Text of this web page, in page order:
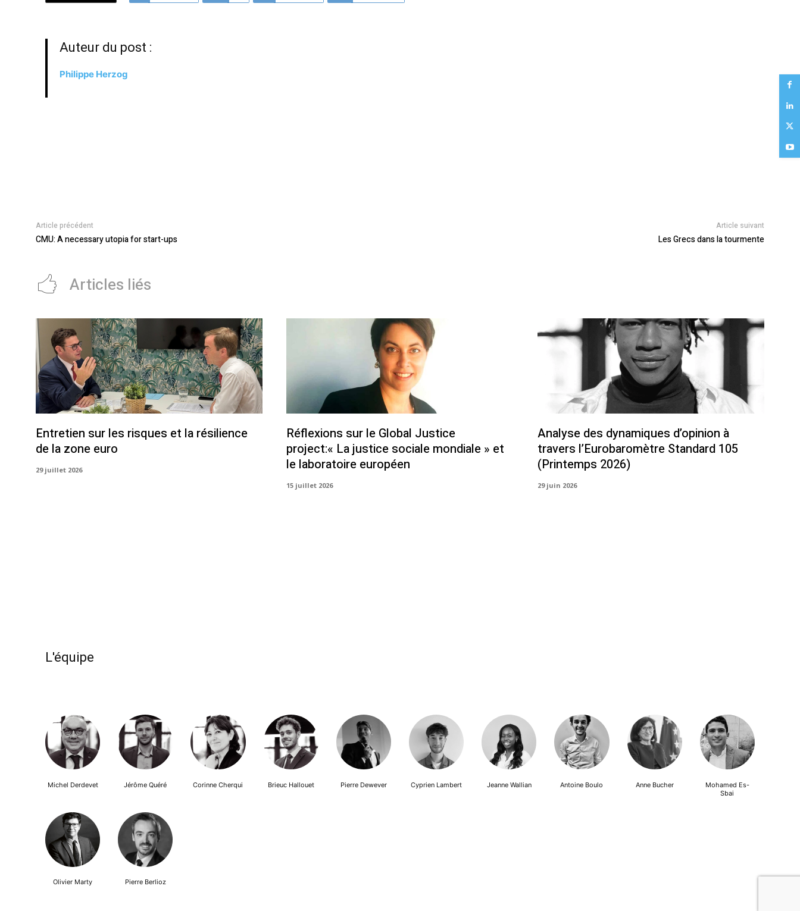
Auteur du post :
Philippe Herzog
Article précédent
CMU: A necessary utopia for start-ups
Article suivant
Les Grecs dans la tourmente
Articles liés
Entretien sur les risques et la résilience
de la zone euro
29 juillet 2026
Réflexions sur le Global Justice
project:« La justice sociale mondiale » et
le laboratoire européen
15 juillet 2026
Analyse des dynamiques d’opinion à
travers l’Eurobaromètre Standard 105
(Printemps 2026)
29 juin 2026
L'équipe
Michel Derdevet Jérôme Quéré Corinne Cherqui Brieuc Hallouet Pierre Dewever Cyprien Lambert Jeanne Wallian Antoine Boulo Anne Bucher
Mohamed Es-
Sbai
Olivier Marty Pierre Berlioz